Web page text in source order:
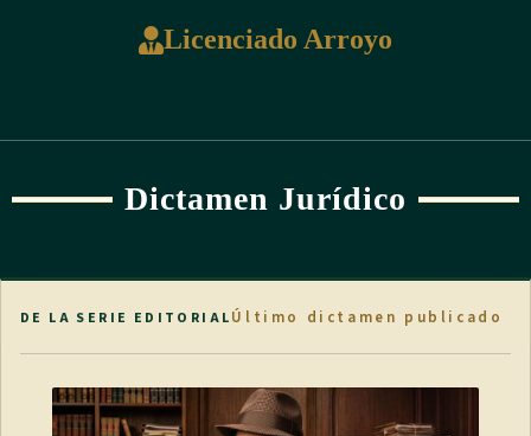
Licenciado Arroyo
Dictamen Jurídico
DE LA SERIE EDITORIALÚltimo dictamen publicado